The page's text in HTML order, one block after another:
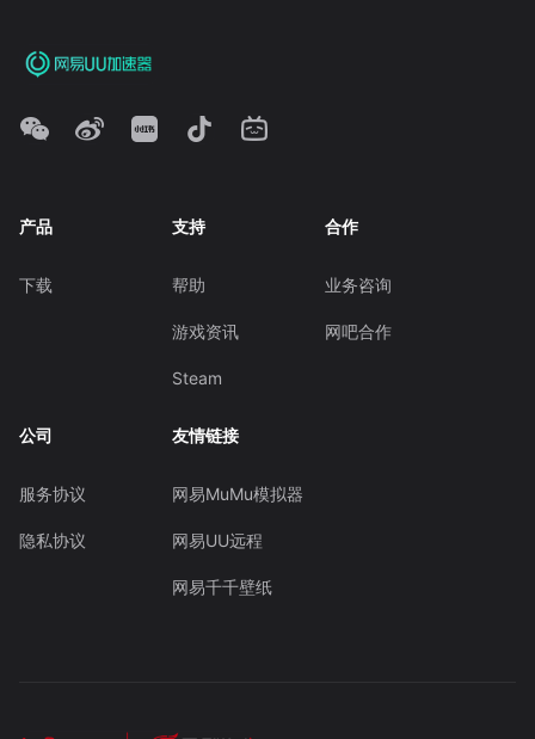
产品
下载
支持
帮助
游戏资讯
Steam
合作
业务咨询
网吧合作
公司
服务协议
隐私协议
友情链接
网易MuMu模拟器
网易UU远程
网易千千壁纸